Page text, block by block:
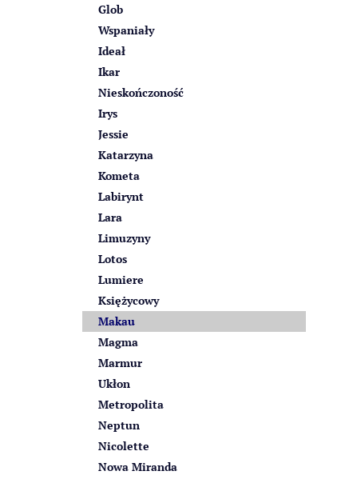
Glob
Wspaniały
Ideał
Ikar
Nieskończoność
Irys
Jessie
Katarzyna
Kometa
Labirynt
Lara
Limuzyny
Lotos
Lumiere
Księżycowy
Makau
Magma
Marmur
Ukłon
Metropolita
Neptun
Nicolette
Nowa Miranda